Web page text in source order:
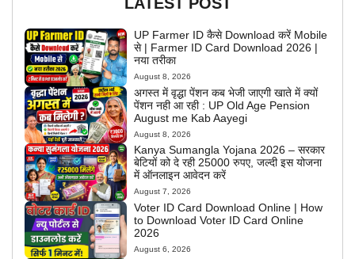
UP Farmer ID कैसे Download करें Mobile
से | Farmer ID Card Download 2026 |
नया तरीका
August 8, 2026
अगस्त में वृद्धा पेंशन कब भेजी जाएगी खाते में क्यों
पेंशन नही आ रही : UP Old Age Pension
August me Kab Aayegi
August 8, 2026
Kanya Sumangla Yojana 2026 – सरकार
बेटियों को दे रही 25000 रुपए, जल्दी इस योजना
में ऑनलाइन आवेदन करें
August 7, 2026
Voter ID Card Download Online | How
to Download Voter ID Card Online
2026
August 6, 2026